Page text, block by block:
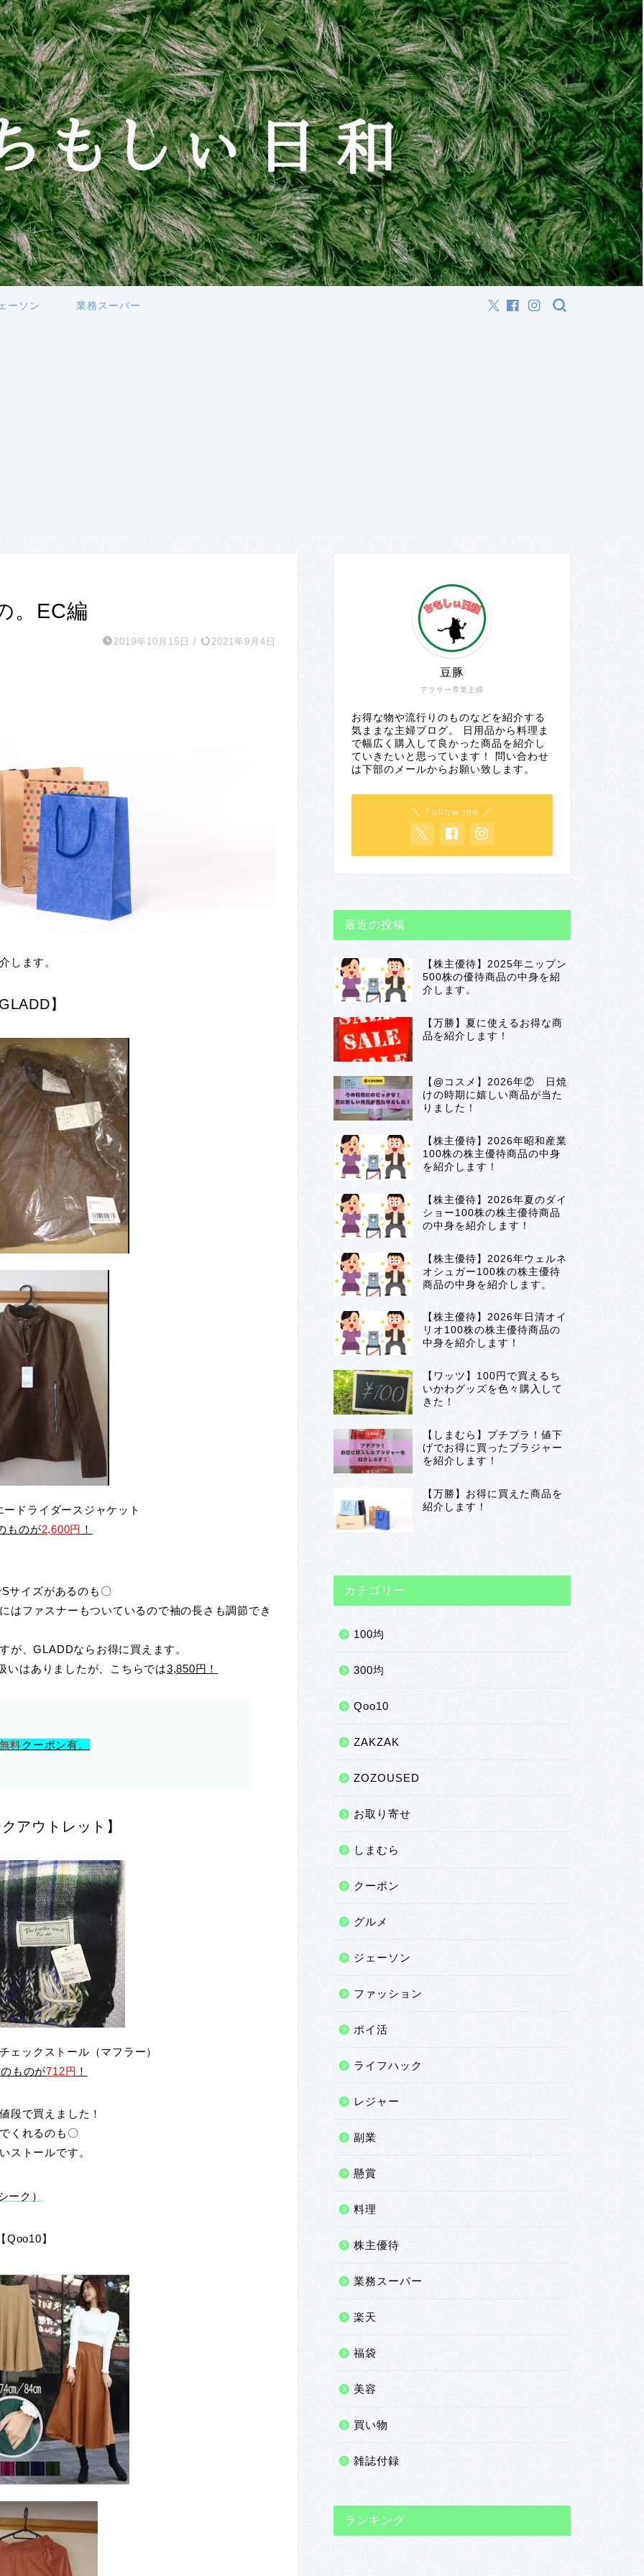
ーソン 業務スーパー
。EC編
2019年10月15日 / 2021年9月4日
します。
】
ドライダースジャケット
ものが2,600円 ！
サイズがあるのも〇
はファスナーもついているので袖の長さも調節でき
が、GLADDならお得に買えます。
いはありましたが、こちらでは3,850円！
料クーポン有。
アウトレット】
ェックストール（マフラー）
ものが712円 ！
段で買えました！
くれるのも〇
ストールです。
ーク）
Qoo10】
アラサー専業主婦
豆豚
お得な物や流行りのものなどを紹介する
気ままな主婦ブログ。 日用品から料理ま
で幅広く購入して良かった商品を紹介し
ていきたいと思っています！ 問い合わせ
は下部のメールからお願い致します。
＼ Follow me ／
最近の投稿
【株主優待】2025年ニップン
500株の優待商品の中身を紹
介します。
【万勝】夏に使えるお得な商
品を紹介します！
【@コスメ】2026年② 日焼
けの時期に嬉しい商品が当た
りました！
【株主優待】2026年昭和産業
100株の株主優待商品の中身
を紹介します！
【株主優待】2026年夏のダイ
ショー100株の株主優待商品
の中身を紹介します！
【株主優待】2026年ウェルネ
オシュガー100株の株主優待
商品の中身を紹介します。
【株主優待】2026年日清オイ
リオ100株の株主優待商品の
中身を紹介します！
【ワッツ】100円で買えるち
いかわグッズを色々購入して
きた！
【しまむら】プチプラ！値下
げでお得に買ったブラジャー
を紹介します！
【万勝】お得に買えた商品を
紹介します！
カテゴリー
100均
300均
Qoo10
ZAKZAK
ZOZOUSED
お取り寄せ
しまむら
クーポン
グルメ
ジェーソン
ファッション
ポイ活
ライフハック
レジャー
副業
懸賞
料理
株主優待
業務スーパー
楽天
福袋
美容
買い物
雑誌付録
ランキング